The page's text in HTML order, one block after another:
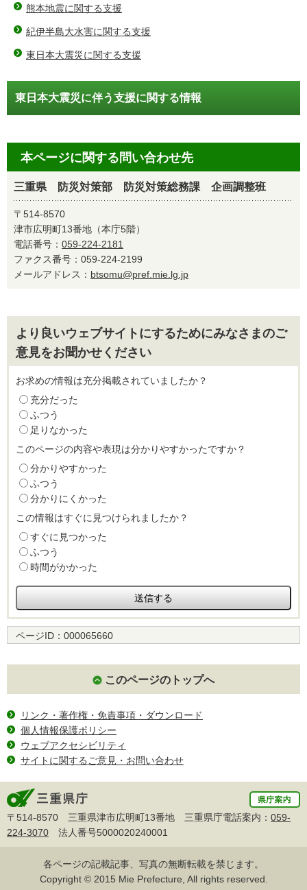
熊本地震に関する支援
紀伊半島大水害に関する支援
東日本大震災に関する支援
東日本大震災に伴う支援に関する情報
本ページに関する問い合わせ先
三重県 防災対策部 防災対策総務課 企画調整班
〒514-8570
津市広明町13番地（本庁5階）
電話番号： 059-224-2181
ファクス番号：059-224-2199
メールアドレス： btsomu@pref.mie.lg.jp
より良いウェブサイトにするためにみなさまのご
意見をお聞かせください
お求めの情報は充分掲載されていましたか？
充分だった
ふつう
足りなかった
このページの内容や表現は分かりやすかったですか？
分かりやすかった
ふつう
分かりにくかった
この情報はすぐに見つけられましたか？
すぐに見つかった
ふつう
時間がかかった
ページID： 000065660
このページのトップへ
リンク・著作権・免責事項・ダウンロード
個人情報保護ポリシー
ウェブアクセシビリティ
サイトに関するご意見・お問い合わせ
〒514-8570 三重県津市広明町13番地 三重県庁電話案内： 059-
224-3070 法人番号5000020240001
各ページの記載記事、写真の無断転載を禁じます。
Copyright © 2015 Mie Prefecture, All rights reserved.